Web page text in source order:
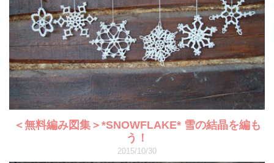
＜無料編み図集＞*SNOWFLAKE* 雪の結晶を編も
う！
2015/10/30